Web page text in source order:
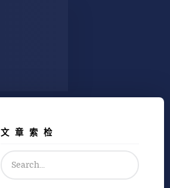
文章索检